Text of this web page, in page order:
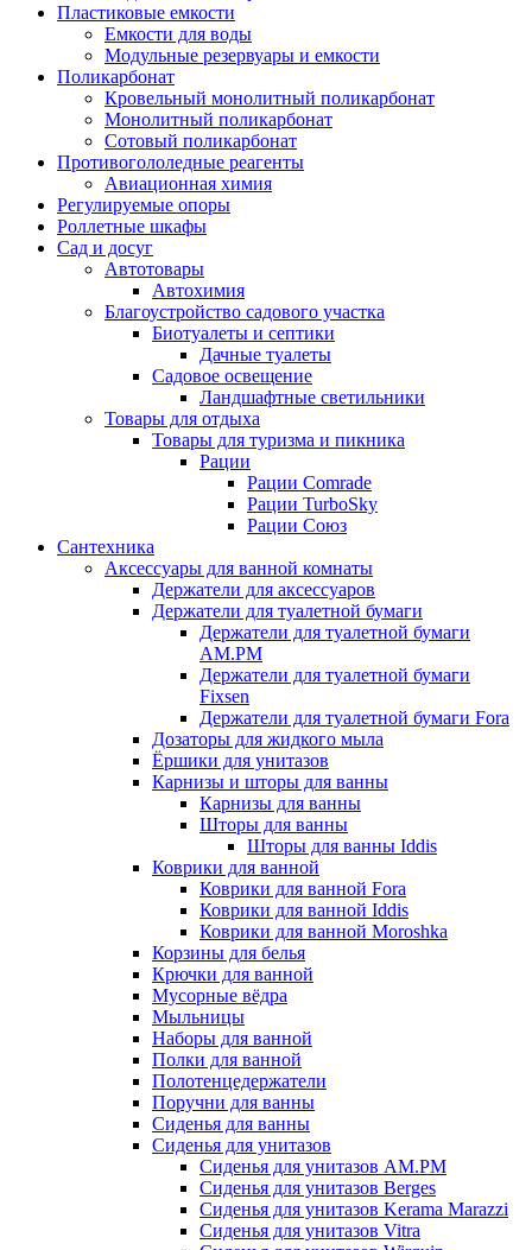
Пластиковые емкости
Емкости для воды
Модульные резервуары и емкости
Поликарбонат
Кровельный монолитный поликарбонат
Монолитный поликарбонат
Сотовый поликарбонат
Противогололедные реагенты
Авиационная химия
Регулируемые опоры
Роллетные шкафы
Сад и досуг
Автотовары
Автохимия
Благоустройство садового участка
Биотуалеты и септики
Дачные туалеты
Садовое освещение
Ландшафтные светильники
Товары для отдыха
Товары для туризма и пикника
Рации
Рации Comrade
Рации TurboSky
Рации Союз
Сантехника
Аксессуары для ванной комнаты
Держатели для аксессуаров
Держатели для туалетной бумаги
Держатели для туалетной бумаги
AM.PM
Держатели для туалетной бумаги
Fixsen
Держатели для туалетной бумаги Fora
Дозаторы для жидкого мыла
Ёршики для унитазов
Карнизы и шторы для ванны
Карнизы для ванны
Шторы для ванны
Шторы для ванны Iddis
Коврики для ванной
Коврики для ванной Fora
Коврики для ванной Iddis
Коврики для ванной Moroshka
Корзины для белья
Крючки для ванной
Мусорные вёдра
Мыльницы
Наборы для ванной
Полки для ванной
Полотенцедержатели
Поручни для ванны
Сиденья для ванны
Сиденья для унитазов
Сиденья для унитазов AM.PM
Сиденья для унитазов Berges
Сиденья для унитазов Kerama Marazzi
Сиденья для унитазов Vitra